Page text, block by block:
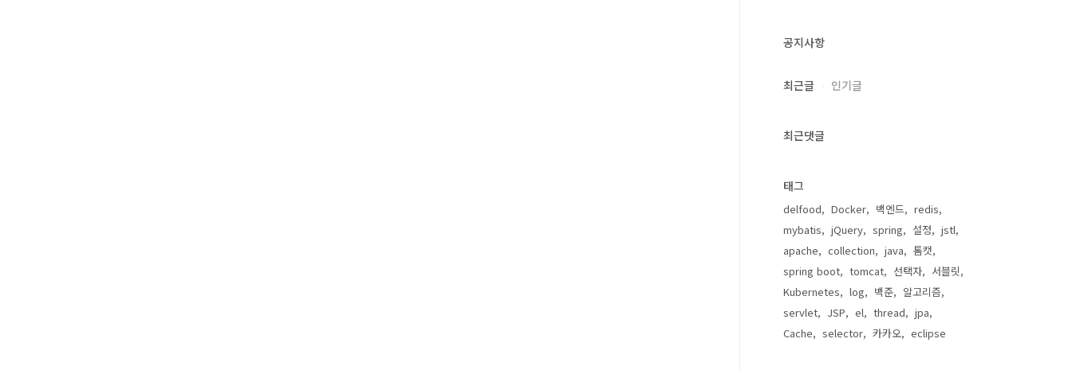
공지사항
최근글 인기글
최근댓글
태그
delfood Docker 백엔드
redis
mybatis
jQuery spring 설정
jstl
apache
collection java
톰캣
spring boot
tomcat 선택자
서블릿
Kubernetes
log 백준
알고리즘
servlet
JSP el thread
jpa
Cache
selector 카카오 eclipse